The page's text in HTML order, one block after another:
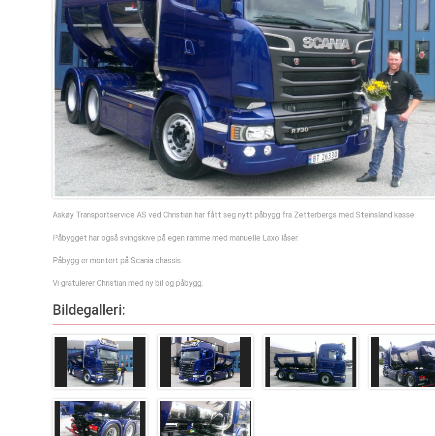
Askøy Transportservice AS ved Christian har fått seg nytt påbygg fra Zetterbergs med Steinsland kasse.
Påbygget har også svingskive på egen ramme med manuelle Laxo låser.
Påbygg er montert på Scania chassis.
Vi gratulerer Christian med ny bil og påbygg.
Bildegalleri: